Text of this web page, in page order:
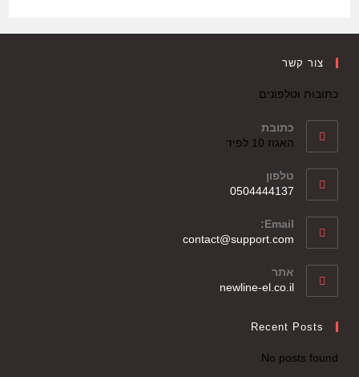
צור קשר
כתובות וטלפונים
כתובת
האגוז 10 לפיד
טלפון
0504444137
Email:
contact@support.com
אתר
newline-el.co.il
Recent Posts
No posts found.